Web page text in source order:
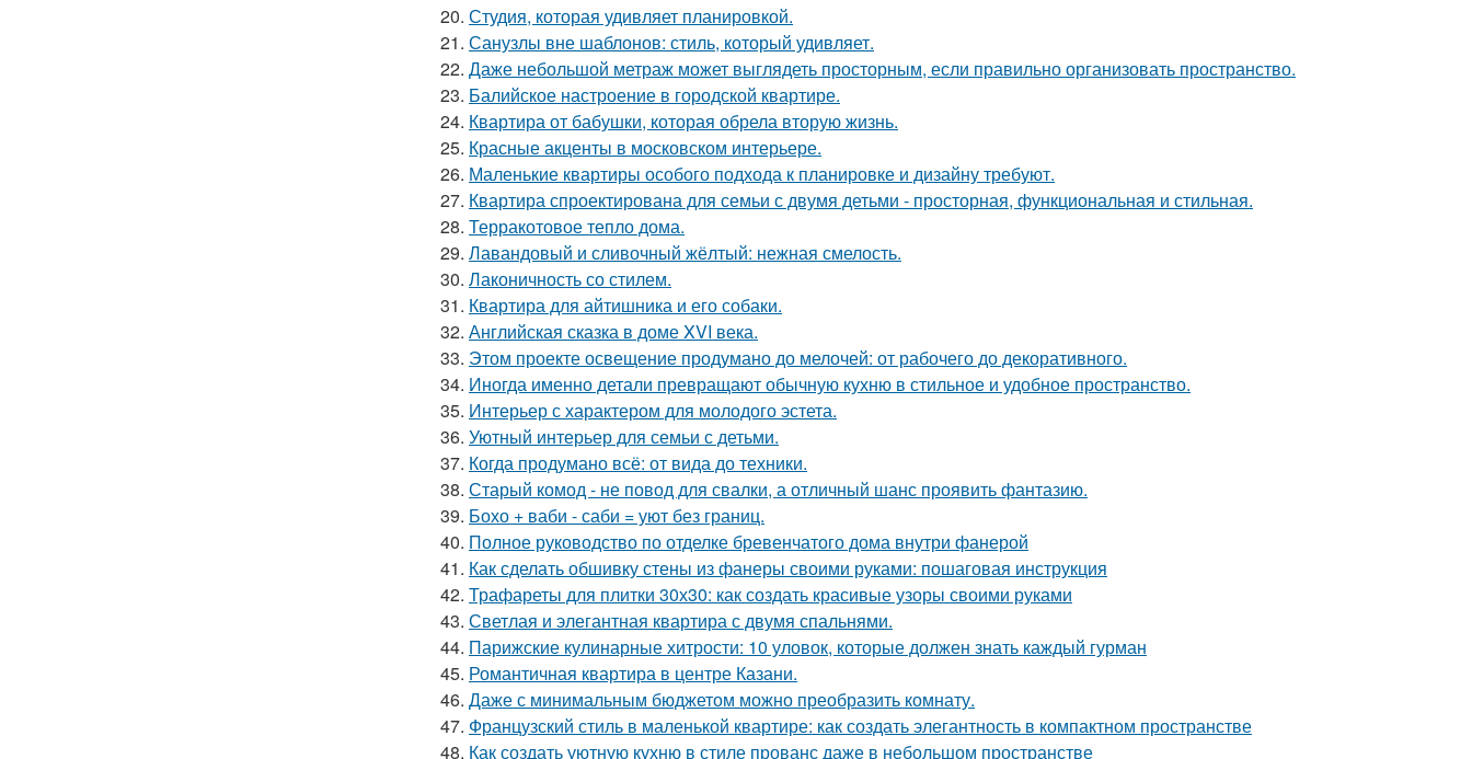
20. Студия, которая удивляет планировкой.
21. Санузлы вне шаблонов: стиль, который удивляет.
22. Даже небольшой метраж может выглядеть просторным, если правильно организовать пространство.
23. Балийское настроение в городской квартире.
24. Квартира от бабушки, которая обрела вторую жизнь.
25. Красные акценты в московском интерьере.
26. Маленькие квартиры особого подхода к планировке и дизайну требуют.
27. Квартира спроектирована для семьи с двумя детьми - просторная, функциональная и стильная.
28. Терракотовое тепло дома.
29. Лавандовый и сливочный жёлтый: нежная смелость.
30. Лаконичность со стилем.
31. Квартира для айтишника и его собаки.
32. Английская сказка в доме XVI века.
33. Этом проекте освещение продумано до мелочей: от рабочего до декоративного.
34. Иногда именно детали превращают обычную кухню в стильное и удобное пространство.
35. Интерьер с характером для молодого эстета.
36. Уютный интерьер для семьи с детьми.
37. Когда продумано всё: от вида до техники.
38. Старый комод - не повод для свалки, а отличный шанс проявить фантазию.
39. Бохо + ваби - саби = уют без границ.
40. Полное руководство по отделке бревенчатого дома внутри фанерой
41. Как сделать обшивку стены из фанеры своими руками: пошаговая инструкция
42. Трафареты для плитки 30х30: как создать красивые узоры своими руками
43. Светлая и элегантная квартира с двумя спальнями.
44. Парижские кулинарные хитрости: 10 уловок, которые должен знать каждый гурман
45. Романтичная квартира в центре Казани.
46. Даже с минимальным бюджетом можно преобразить комнату.
47. Французский стиль в маленькой квартире: как создать элегантность в компактном пространстве
48. Как создать уютную кухню в стиле прованс даже в небольшом пространстве